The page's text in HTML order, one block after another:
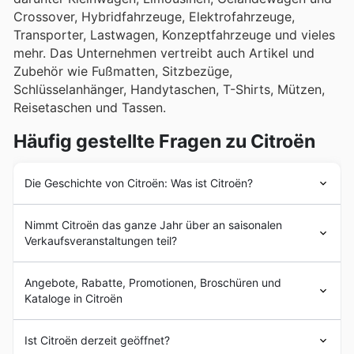
Crossover, Hybridfahrzeuge, Elektrofahrzeuge,
Transporter, Lastwagen, Konzeptfahrzeuge und vieles
mehr. Das Unternehmen vertreibt auch Artikel und
Zubehör wie Fußmatten, Sitzbezüge,
Schlüsselanhänger, Handytaschen, T-Shirts, Mützen,
Reisetaschen und Tassen.
Häufig gestellte Fragen zu Citroën
Die Geschichte von Citroën: Was ist Citroën?
Frankreich gegründet. Im Laufe der Jahre expandierte
das Unternehmen und etablierte sein Design weltweit.
Derzeit ist Citroën eine Tochtergesellschaft von
Stellantis, einem multinationalen Unternehmen der
Automobilindustrie mit Sitz in Amsterdam, Niederlande.
der ganzen Welt. In Österreich hat Citroën über 100
Nimmt Citroën das ganze Jahr über an saisonalen
Verkaufsveranstaltungen teil?
über an zahlreichen saisonalen Verkaufsaktionen, die
Sie in den aktuellen
Angebotsbroschürenauf unserer Website finden
können. Bevor Sie zu Ihrem nächsten Citroën-Händler
Angebote, Rabatte, Promotionen, Broschüren und
Kataloge in Citroën
Hauptsitz in Poissy, Saint-Ouen, Frankreich. Das
Ist Citroën derzeit geöffnet?